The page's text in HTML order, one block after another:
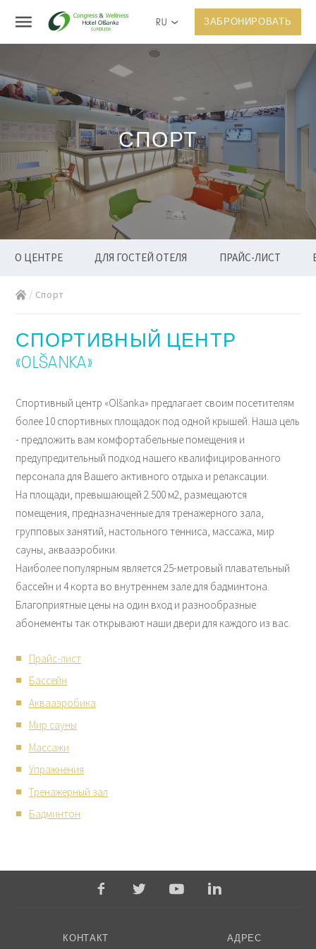
RU ЗАБРОНИРОВАТЬ
СПОРТ
О ЦЕНТРЕ ДЛЯ ГОСТЕЙ ОТЕЛЯ ПРАЙС-ЛИСТ
Спорт
СПОРТИВНЫЙ ЦЕНТР
«OLŠANKA»
Спортивный центр «Olšanka» предлагает своим посетителям
более 10 спортивных площадок под одной крышей. Наша цель
- предложить вам комфортабельные помещения и
предупредительный подход нашего квалифицированного
персонала для Вашего активного отдыха и релаксации.
На площади, превышающей 2.500 м2, размещаются
помещения, предназначенные для тренажерного зала,
групповых занятий, настольного тенниса, массажа, мир
сауны, аквааэробики.
Наиболее популярным является 25-метровый плавательный
бассейн и 4 корта во внутреннем зале для бадминтона.
Благоприятные цены на один вход и разнообразные
абонементы так открывают наши двери для каждого из вас.
Прайс-лист
Бассейн
Аквааэробика
Мир сауны
Массажи
Упражнения
Тренажерный зал
Бадминтон
КОНТАКТ АДРЕС